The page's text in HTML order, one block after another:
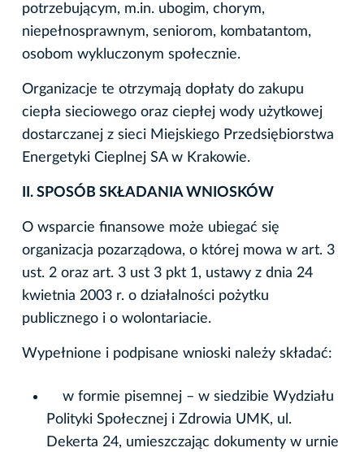
potrzebującym, m.in. ubogim, chorym,
niepełnosprawnym, seniorom, kombatantom,
osobom wykluczonym społecznie.
Organizacje te otrzymają dopłaty do zakupu
ciepła sieciowego oraz ciepłej wody użytkowej
dostarczanej z sieci Miejskiego Przedsiębiorstwa
Energetyki Cieplnej SA w Krakowie.
II. SPOSÓB SKŁADANIA WNIOSKÓW
O wsparcie finansowe może ubiegać się
organizacja pozarządowa, o której mowa w art. 3
ust. 2 oraz art. 3 ust 3 pkt 1, ustawy z dnia 24
kwietnia 2003 r. o działalności pożytku
publicznego i o wolontariacie.
Wypełnione i podpisane wnioski należy składać:
w formie pisemnej – w siedzibie Wydziału
Polityki Społecznej i Zdrowia UMK, ul.
Dekerta 24, umieszczając dokumenty w urnie